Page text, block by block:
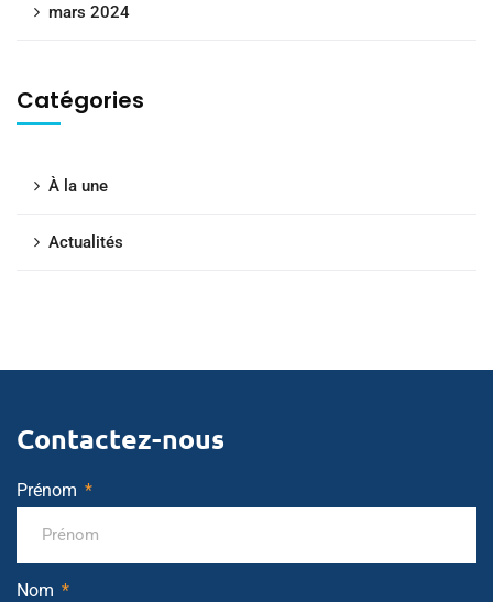
mars 2024
Catégories
À la une
Actualités
Contactez-nous
Prénom
Nom